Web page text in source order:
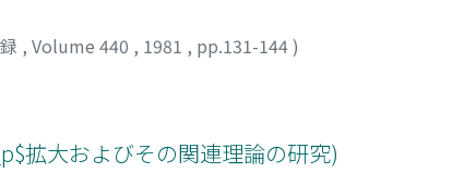
, Volume 440 , 1981 , pp.131-144)
拡大およびその関連理論の研究)